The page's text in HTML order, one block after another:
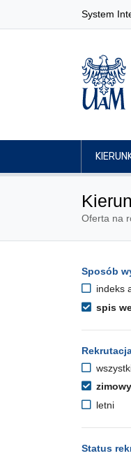
System
Oferta na
Przejdź do
Sposób
indeks
spis
zimowy
letni
Status